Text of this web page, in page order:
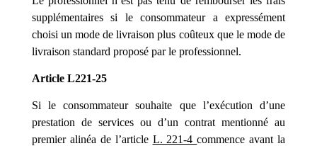
supplémentaires si le consommateur a expressément
choisi un mode de livraison plus coûteux que le mode de
livraison standard proposé par le professionnel.
Article L221-25
Si le consommateur souhaite que l’exécution d’une
prestation de services ou d’un contrat mentionné au
premier alinéa de l’article L. 221-4commence avant la